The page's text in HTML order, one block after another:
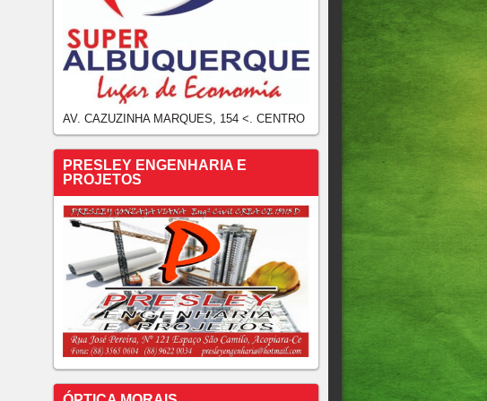
AV. CAZUZINHA MARQUES, 154 <. CENTRO
PRESLEY ENGENHARIA E
PROJETOS